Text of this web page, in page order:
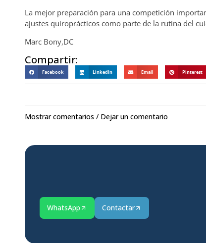
La mejor preparación para una competición
ajustes quiroprácticos como parte de la rutina del
Marc Bony,DC
Compartir:
Facebook LinkedIn Email Pinterest
Mostrar comentarios / Dejar un comentario
WhatsApp Contactar